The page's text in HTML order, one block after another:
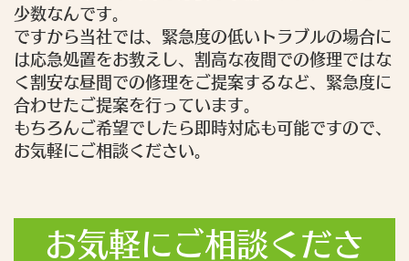
少数なんです。
ですから当社では、緊急度の低いトラブルの場合に
は応急処置をお教えし、割高な夜間での修理ではな
く割安な昼間での修理をご提案するなど、緊急度に
合わせたご提案を行っています。
もちろんご希望でしたら即時対応も可能ですので、
お気軽にご相談ください。
お気軽にご相談くださ